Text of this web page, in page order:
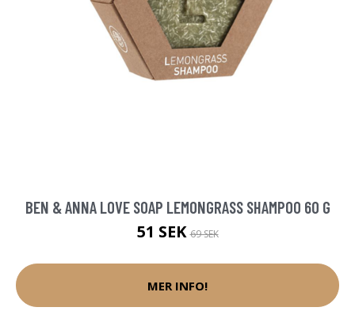
BEN & ANNA LOVE SOAP LEMONGRASS SHAMPOO 60 G
51 SEK69 SEK
MER INFO!